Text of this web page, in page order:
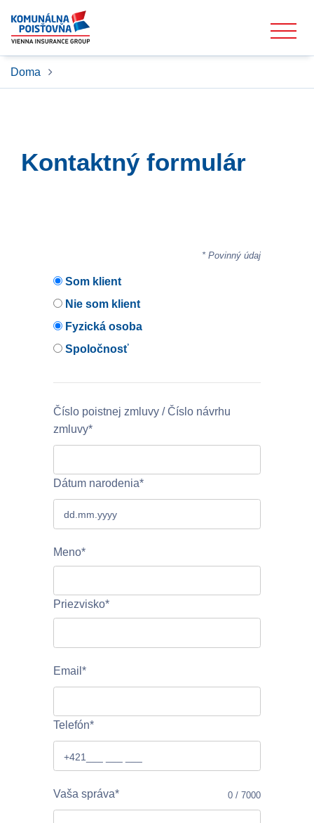
Doma
Kontaktný formulár
* Povinný údaj
Som klient
Nie som klient
Fyzická osoba
Spoločnosť
Číslo poistnej zmluvy / Číslo návrhu
zmluvy*
Dátum narodenia*
Meno*
Priezvisko*
Email*
Telefón*
Vaša správa* 0 / 7000